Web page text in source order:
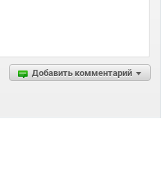
Добавить комментарий